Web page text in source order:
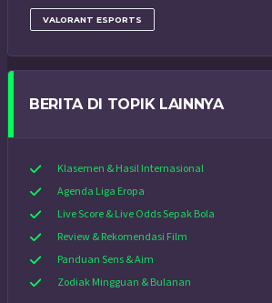
VALORANT ESPORTS
BERITA DI TOPIK LAINNYA
Klasemen & Hasil Internasional
Agenda Liga Eropa
Live Score & Live Odds Sepak Bola
Review & Rekomendasi Film
Panduan Sens & Aim
Zodiak Mingguan & Bulanan